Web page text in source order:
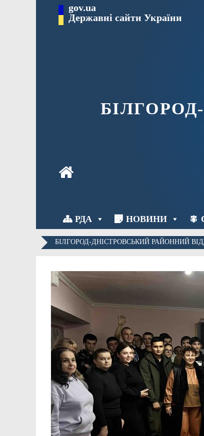
gov.ua
Державні сайти України
РДА НОВИНИ
БІЛГОРОД-ДНІСТРОВСЬКИЙ РАЙОННИЙ